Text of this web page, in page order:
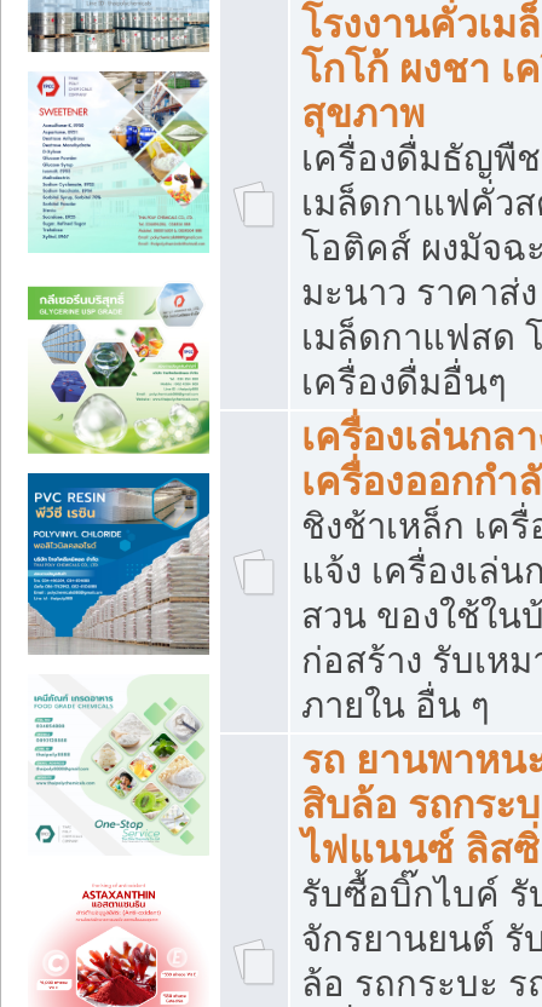
โรงงานคั่วเม
โกโก้ ผงชา เ
สุขภาพ
เครื่องดื่มธัญพื
เมล็ดกาแฟคั่ว
โอติคส์ ผงมัจฉ
มะนาว ราคาส่
เมล็ดกาแฟสด
เครื่องดื่มอื่นๆ
เครื่องเล่นกล
เครื่องออกกำ
ชิงช้าเหล็ก เค
แจ้ง เครื่องเล่น
สวน ของใช้ใน
ก่อสร้าง รับเห
ภายใน อื่น ๆ
รถ ยานพาหน
สิบล้อ รถกระ
ไฟแนนซ์ ลิส
รับซื้อบิ๊กไบค์
จักรยานยนต์ รั
ล้อ รถกระบะ